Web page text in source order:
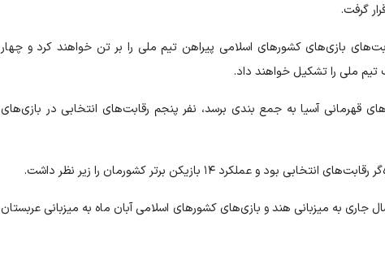
بازی‌های کشورهای اسلامی پیراهن تیم ملی را بر تن خواهند کرد و چهار
تیم ملی را تشکیل خواهند داد.
قهرمانی آسیا به جمع بندی برسد، نفر پنجم رقابت‌های انتخابی در بازی‌های
۱۴ بازیکن برتر کشورمان را زیر نظر داشت.
جاری به میزبانی هند و بازی‌های کشورهای اسلامی آبان ماه به میزبانی عربستان